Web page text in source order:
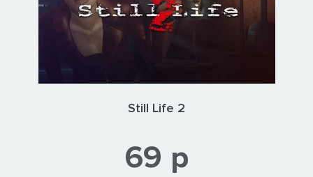
Still Life 2
69 р